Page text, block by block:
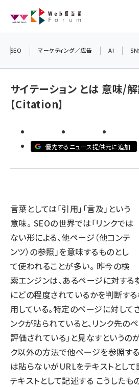
ン
ai (2804)
youtube (2429)
note (2312)
z世代 (1622)
meo (1275)
llmo (1161)
SEO マーケティング／広告 AI
サイテーション とは 意味/
【Citation】
優先するニュース提供元に追加
言葉としては「引用」「言及」という
意味。 SEOの世界では「リンクでは
ない形による、他ページ（他コンテ
ンツ）の参照」を意味するものとし
て使われることが多い。 昨今の検
索エンジンは、あるページに対する
にどの程度されているかを判断す
用している。特定のページに対して
ンクが貼られていると、リンク先の
評価されている」と見なすというの
ク以外の方法で他ページを参照する
は貼らないがURLをテキストとして
テキストとして記述する こうしたも